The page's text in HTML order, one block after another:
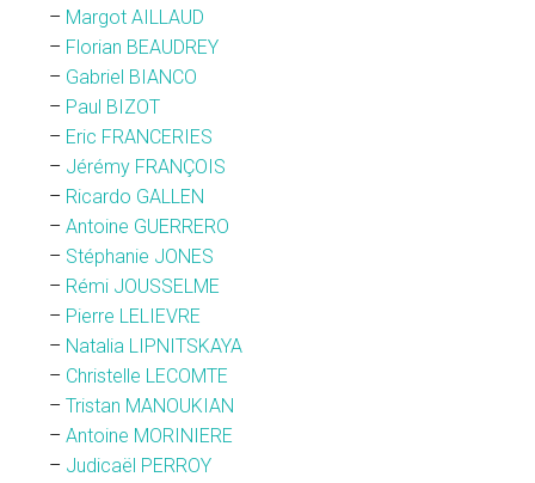
– Margot AILLAUD
– Florian BEAUDREY
– Gabriel BIANCO
– Paul BIZOT
– Eric FRANCERIES
– Jérémy FRANÇOIS
– Ricardo GALLEN
– Antoine GUERRERO
– Stéphanie JONES
– Rémi JOUSSELME
– Pierre LELIEVRE
– Natalia LIPNITSKAYA
– Christelle LECOMTE
– Tristan MANOUKIAN
– Antoine MORINIERE
– Judicaël PERROY